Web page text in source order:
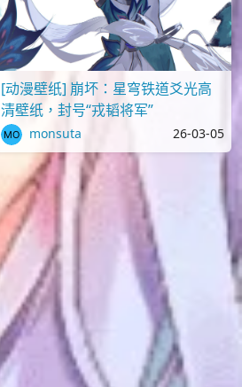
[动漫壁纸] 崩坏：星穹铁道爻光高
清壁纸，封号“戎韬将军”
monsuta 26-03-05